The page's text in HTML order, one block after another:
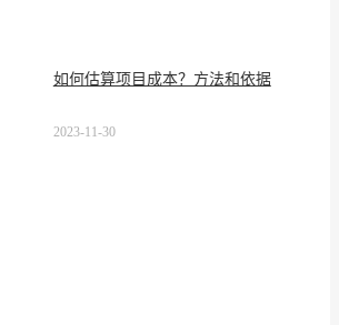
如何估算项目成本？方法和依据
2023-11-30